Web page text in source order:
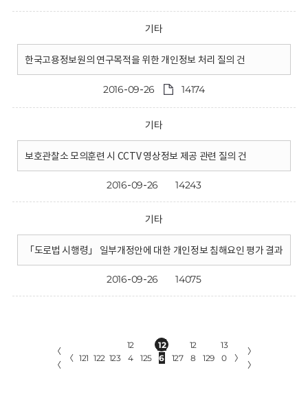
기타
한국고용정보원의 연구목적을 위한 개인정보 처리 질의 건
2016-09-26 14174
기타
보호관찰소 모의훈련 시 CCTV 영상정보 제공 관련 질의 건
2016-09-26 14243
기타
「도로법 시행령」 일부개정안에 대한 개인정보 침해요인 평가 결과
2016-09-26 14075
〈
〈
〈 121 122 123
12
4
125
12
6
127
12
8
129
13
0
〉
〉
〉